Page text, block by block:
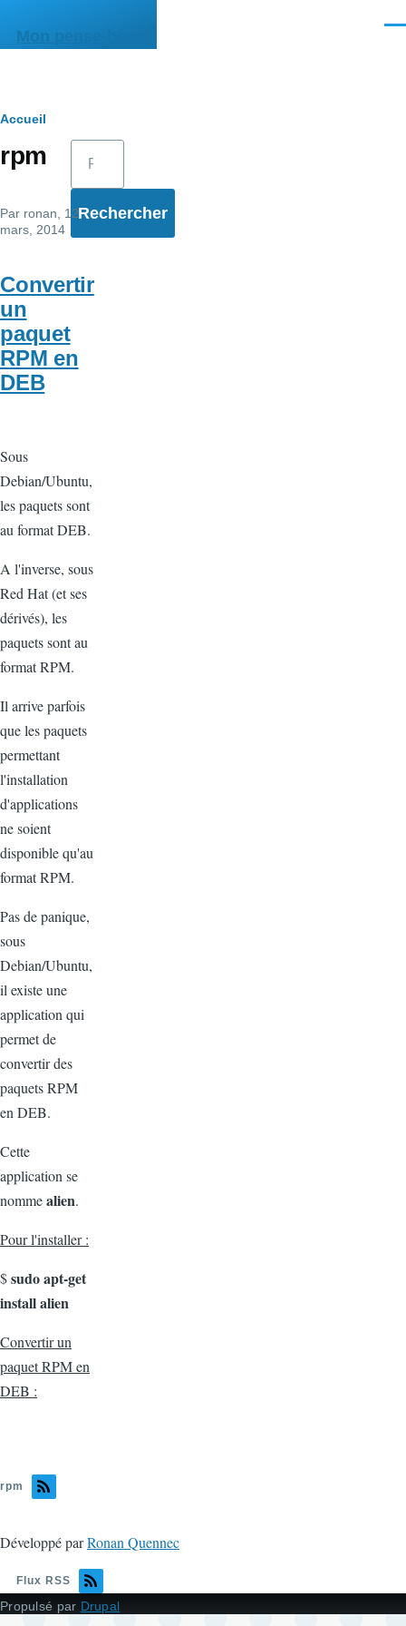
Mon pense-bête
Fil
d'Ariane
Accueil
rpm
Par ronan , 12
mars, 2014
Convertir
un
paquet
RPM en
DEB
Sous
Debian/Ubuntu,
les paquets sont
au format DEB.
A l'inverse, sous
Red Hat (et ses
dérivés), les
paquets sont au
format RPM.
Il arrive parfois
que les paquets
permettant
l'installation
d'applications
ne soient
disponible qu'au
format RPM.
Pas de panique,
sous
Debian/Ubuntu,
il existe une
application qui
permet de
convertir des
paquets RPM
en DEB.
Cette
application se
nommealien.
Pour l'installer :
$sudo apt-get
install alien
Convertir un
paquet RPM en
DEB :
rpm
Développé parRonan Quennec
Flux RSS
Propulsé par Drupal